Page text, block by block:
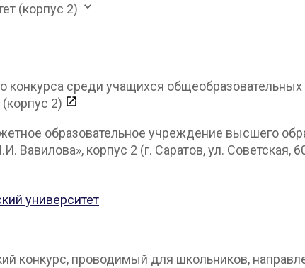
(корпус 2)
2)
образовательное учреждение высшего
Вавилова», корпус 2 (г. Саратов, ул. Советская,
университет
конкурс, проводимый для школьников,